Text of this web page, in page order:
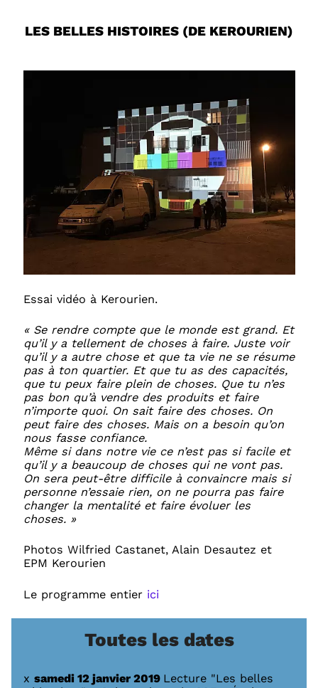
LES BELLES HISTOIRES (DE KEROURIEN)
Essai vidéo à Kerourien.
« Se rendre compte que le monde est grand. Et
qu’il y a tellement de choses à faire. Juste voir
qu’il y a autre chose et que ta vie ne se résume
pas à ton quartier. Et que tu as des capacités,
que tu peux faire plein de choses. Que tu n’es
pas bon qu’à vendre des produits et faire
n’importe quoi. On sait faire des choses. On
peut faire des choses. Mais on a besoin qu’on
nous fasse confiance.
Même si dans notre vie ce n’est pas si facile et
qu’il y a beaucoup de choses qui ne vont pas.
On sera peut-être difficile à convaincre mais si
personne n’essaie rien, on ne pourra pas faire
changer la mentalité et faire évoluer les
choses. »
Photos Wilfried Castanet, Alain Desautez et
EPM Kerourien
Le programme entier ici
Toutes les dates
samedi 12 janvier 2019 Lecture "Les belles